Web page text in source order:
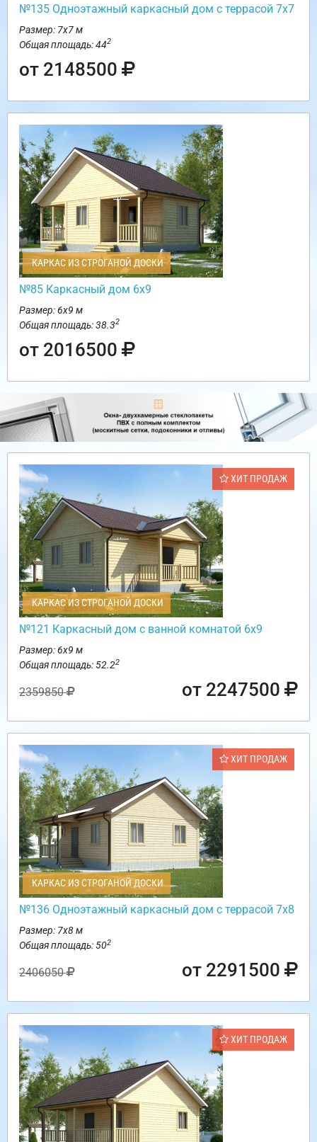
№135 Одноэтажный каркасный дом с террасой 7х7
Размер: 7х7 м
Общая площадь: 442
от 2148500
КАРКАС ИЗ СТРОГАНОЙ ДОСКИ
№85 Каркасный дом 6х9
Размер: 6х9 м
Общая площадь: 38.32
от 2016500
ХИТ ПРОДАЖ
КАРКАС ИЗ СТРОГАНОЙ ДОСКИ
№121 Каркасный дом с ванной комнатой 6х9
Размер: 6х9 м
Общая площадь: 52.22
2359850 от 2247500
ХИТ ПРОДАЖ
КАРКАС ИЗ СТРОГАНОЙ ДОСКИ
№136 Одноэтажный каркасный дом с террасой 7х8
Размер: 7х8 м
Общая площадь: 502
2406050 от 2291500
ХИТ ПРОДАЖ